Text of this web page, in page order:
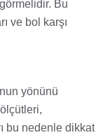
görmelidir. Bu
ve bol karşı
yönünü
bu nedenle dikkat